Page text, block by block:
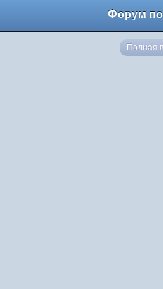
Полная